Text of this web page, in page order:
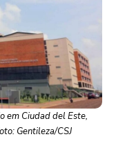
em Ciudad del Este,
Gentileza/CSJ